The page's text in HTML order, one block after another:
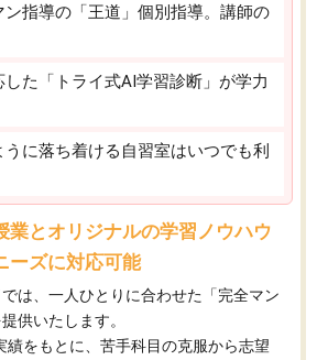
ン指導の「王道」個別指導。講師の
た「トライ式AI学習診断」が学力
に落ち着ける自習室はいつでも利
業とオリジナルの学習ノウハウ
ーズに対応可能
は、一人ひとりに合わせた「完全マン
供いたします。​
績をもとに、苦手科目の克服から志望